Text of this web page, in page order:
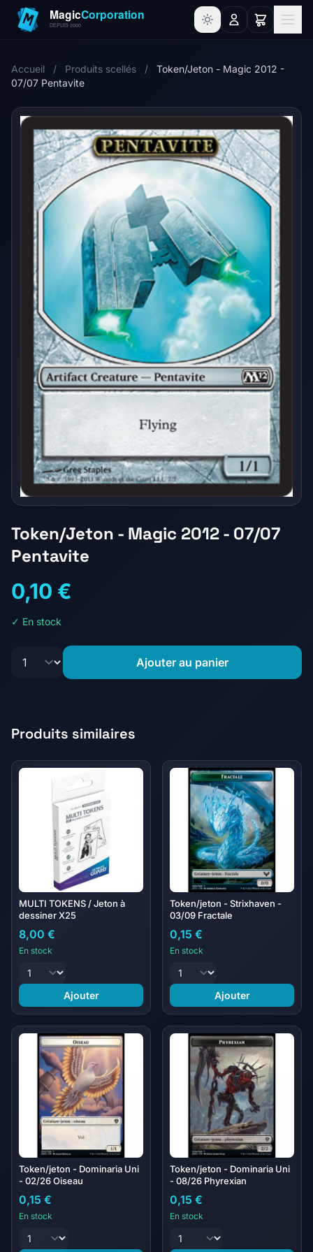
Accueil / Produits scellés /
Token/Jeton - Magic 2012 -
07/07 Pentavite
Token/Jeton - Magic 2012 - 07/07
Pentavite
0,10 €
✓ En stock
Ajouter au panier
Produits similaires
MULTI TOKENS / Jeton à
dessiner X25
8,00 €
En stock
Ajouter
Token/jeton - Strixhaven -
03/09 Fractale
0,15 €
En stock
Ajouter
Token/jeton - Dominaria Uni
- 02/26 Oiseau
0,15 €
En stock
Token/jeton - Dominaria Uni
- 08/26 Phyrexian
0,15 €
En stock